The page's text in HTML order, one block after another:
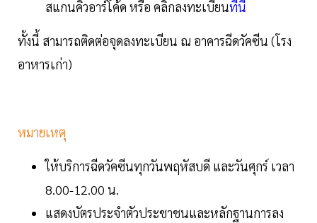
สแกนคิวอาร์โค้ด หรือ คลิกลงทะเบียนที่นี่
ทั้งนี้ สามารถติดต่อจุดลงทะเบียน ณ อาคารฉีดวัคซีน (โรง
อาหารเก่า)
หมายเหตุ
ให้บริการฉีดวัคซีนทุกวันพฤหัสบดี และวันศุกร์ เวลา
8.00-12.00 น.
แสดงบัตรประจำตัวประชาชนและหลักฐานการลง